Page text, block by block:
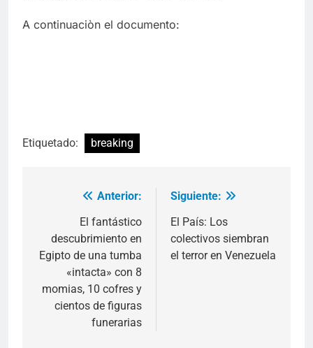
A continuaciòn el documento:
Etiquetado: breaking
Navegación
entradas
Anterior:
El fantástico
descubrimiento en
Egipto de una tumba
«intacta» con 8
momias, 10 cofres y
cientos de figuras
funerarias
Siguiente:
El País: Los
colectivos siembran
el terror en Venezuela